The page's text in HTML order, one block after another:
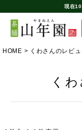
現在
HOME くわさんのレビュ
く